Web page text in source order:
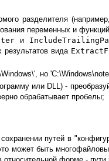
разделителя
переменных и
и
вида
но
или DLL) -
обрабатывает пробелы;
путей в
может быть